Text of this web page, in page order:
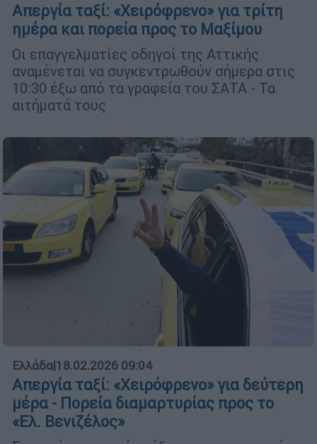
Απεργία ταξί: «Χειρόφρενο» για τρίτη
ημέρα και πορεία προς το Μαξίμου
Οι επαγγελματίες οδηγοί της Αττικής
αναμένεται να συγκεντρωθούν σήμερα στις
10:30 έξω από τα γραφεία του ΣΑΤΑ - Τα
αιτήματά τους
Ελλάδα|18.02.2026 09:04
Απεργία ταξί: «Χειρόφρενο» για δεύτερη
μέρα - Πορεία διαμαρτυρίας προς το
«Ελ. Βενιζέλος»